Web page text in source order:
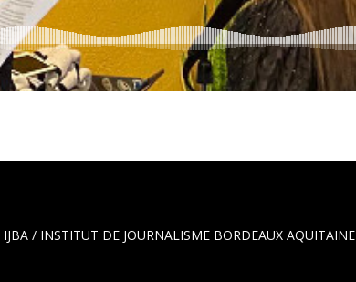
IJBA / INSTITUT DE JOURNALISME BORDEAUX AQUITAINE